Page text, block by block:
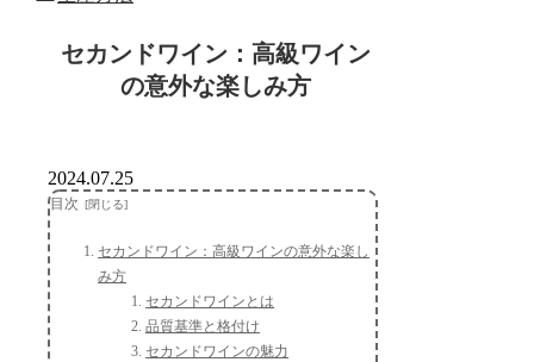
セカンドワイン：高級ワイン
の意外な楽しみ方
2024.07.25
目次
セカンドワイン：高級ワインの意外な楽し
み方
セカンドワインとは
品質基準と格付け
セカンドワインの魅力